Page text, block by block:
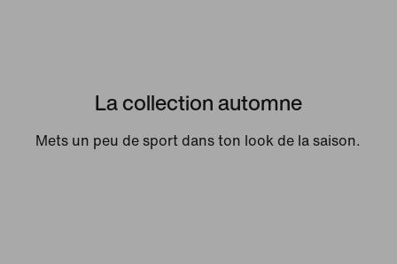
La collection automne
Mets un peu de sport dans ton look de la saison.